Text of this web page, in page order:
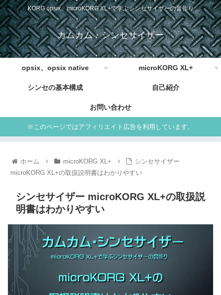
KORG opsix、microKORG XL+で学ぶシンセサイザーの音作り
カムカム・シンセサイザー
opsix、opsix native microKORG XL+
シンセの基本構成 自己紹介
お問い合わせ
※このページではアフィリエイト広告を利用しています。
ホーム microKORG XL+
シンセサイザー
microKORG XL+の取扱説明書はわかりやすい
シンセサイザー microKORG XL+の取扱説
明書はわかりやすい